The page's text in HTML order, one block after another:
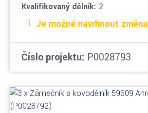
Kvalifikovaný dělník: 2
Je možné navrhnout změnu
Číslo projektu: P0028793